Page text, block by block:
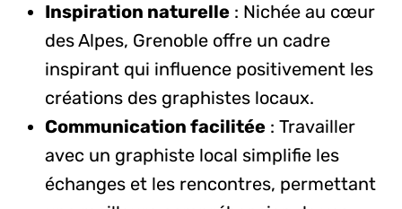
Inspiration naturelle : Nichée au cœur
des Alpes, Grenoble offre un cadre
inspirant qui influence positivement les
créations des graphistes locaux.
Communication facilitée : Travailler
avec un graphiste local simplifie les
échanges et les rencontres, permettant